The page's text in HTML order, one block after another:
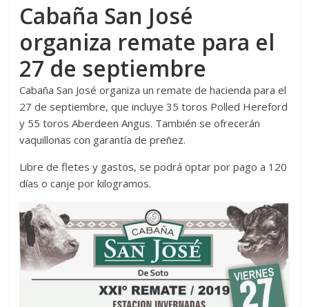
Cabaña San José
organiza remate para el
27 de septiembre
Cabaña San José organiza un remate de hacienda para el
27 de septiembre, que incluye 35 toros Polled Hereford
y 55 toros Aberdeen Angus. También se ofrecerán
vaquillonas con garantía de preñez.
Libre de fletes y gastos, se podrá optar por pago a 120
días o canje por kilogramos.